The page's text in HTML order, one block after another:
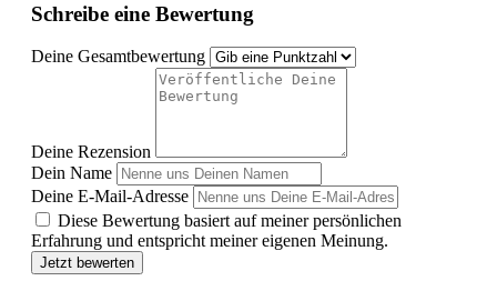
Schreibe eine Bewertung
Deine Gesamtbewertung
Deine Rezension
Dein Name
Deine E-Mail-Adresse
Diese Bewertung basiert auf meiner persönlichen
Erfahrung und entspricht meiner eigenen Meinung.
Jetzt bewerten